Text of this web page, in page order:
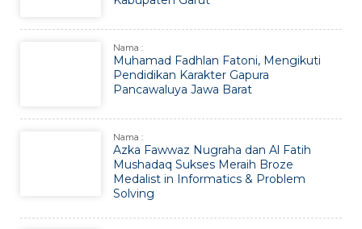
Nama :
Muhamad Fadhlan Fatoni, Mengikuti
Pendidikan Karakter Gapura
Pancawaluya Jawa Barat
Nama :
Azka Fawwaz Nugraha dan Al Fatih
Mushadaq Sukses Meraih Broze
Medalist in Informatics & Problem
Solving